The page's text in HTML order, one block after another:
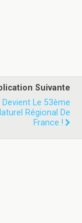
Suivante
Devient Le 53ème
Régional De
France !